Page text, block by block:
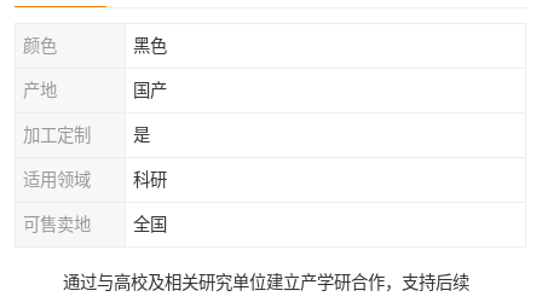
颜色 黑色
产地 国产
加工定制 是
适用领域 科研
可售卖地 全国
通过与高校及相关研究单位建立产学研合作，支持后续